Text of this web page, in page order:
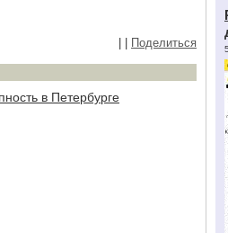
Поделиться
в Петербурге